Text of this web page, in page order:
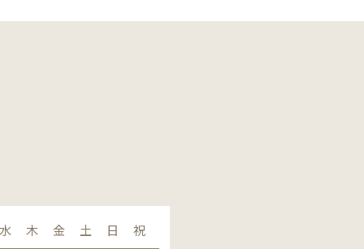
水 木 金 土 日 祝